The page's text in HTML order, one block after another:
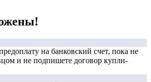
на банковский счет, пока не
и не подпишете договор купли-